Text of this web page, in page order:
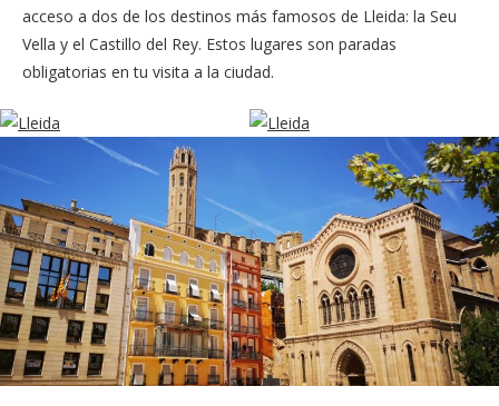
acceso a dos de los destinos más famosos de Lleida: la Seu
Vella y el Castillo del Rey. Estos lugares son paradas
obligatorias en tu visita a la ciudad.